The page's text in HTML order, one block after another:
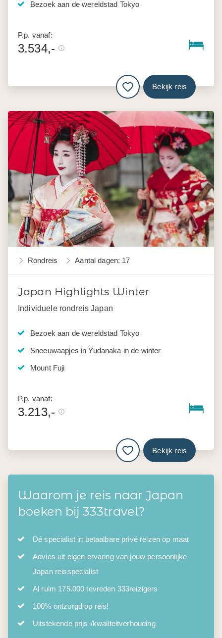
Bezoek aan de wereldstad Tokyo
P.p. vanaf:
3.534,-
Bekijk reis
Rondreis Aantal dagen: 17
Japan Highlights Winter
Individuele rondreis Japan
Bezoek aan de wereldstad Tokyo
Sneeuwaapjes in Yudanaka in de winter
Mount Fuji
P.p. vanaf:
3.213,-
Bekijk reis
Waarom je reis naar Japan
boeken bij 333travel?
Dé specialist in betaalbare privé reizen op maat
Advies uit eigen ervaring van jouw persoonlijke
Japan reisspecialist
Al ruim 175.000 tevreden 333reizigers
100% ontzorgd op reis!
Uitstekende prijs-/kwaliteitverhouding